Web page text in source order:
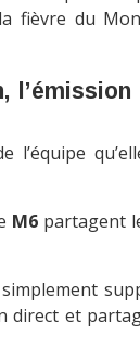
fièvre du
l’équipe
M6partagent
direct et